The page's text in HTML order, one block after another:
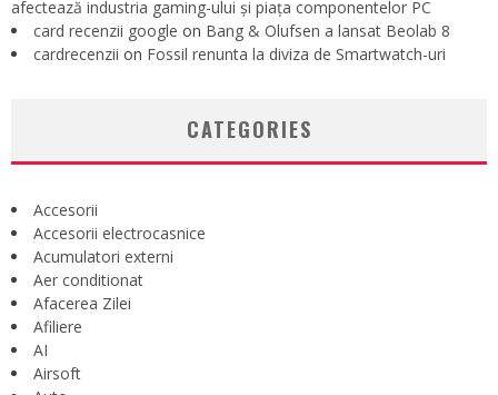
afectează industria gaming-ului și piața componentelor PC
card recenzii google on Bang & Olufsen a lansat Beolab 8
cardrecenzii on Fossil renunta la diviza de Smartwatch-uri
CATEGORIES
Accesorii
Accesorii electrocasnice
Acumulatori externi
Aer conditionat
Afacerea Zilei
Afiliere
AI
Airsoft